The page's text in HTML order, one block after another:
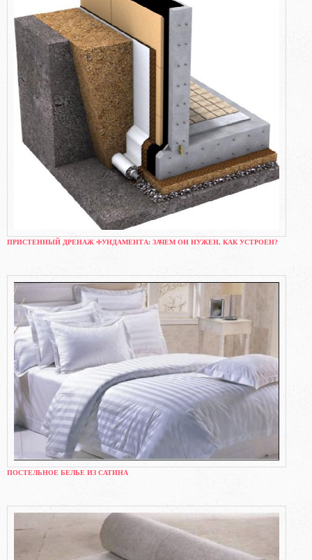
ПРИСТЕННЫЙ ДРЕНАЖ ФУНДАМЕНТА: ЗАЧЕМ ОН НУЖЕН, КАК УСТРОЕН?
ПОСТЕЛЬНОЕ БЕЛЬЕ ИЗ САТИНА